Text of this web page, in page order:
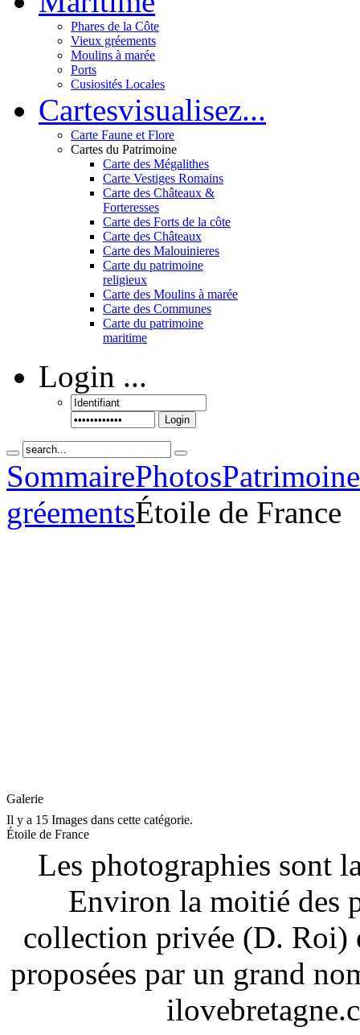
Phares de la Côte
Vieux gréements
Moulins à marée
Ports
Cusiosités Locales
Cartesvisualisez...
Carte Faune et Flore
Cartes du Patrimoine
Carte des Mégalithes
Carte Vestiges Romains
Carte des Châteaux &
Forteresses
Carte des Forts de la côte
Carte des Châteaux
Carte des Malouinieres
Carte du patrimoine
religieux
Carte des Moulins à marée
Carte des Communes
Carte du patrimoine
maritime
Login ...
Login
SommairePhotos
gréementsÉtoile de France
Galerie
Il y a 15 Images dans cette catégorie.
Étoile de France
Les photographies sont
Environ la moitié des
collection privée (D. Roi)
proposées par un grand